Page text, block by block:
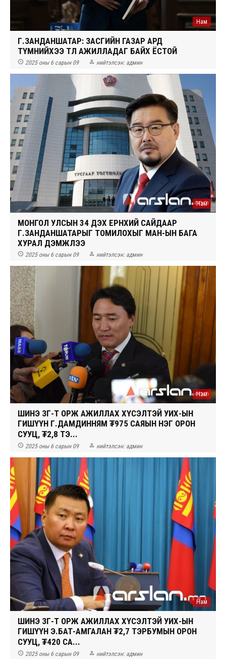
Нам
Г.ЗАНДАНШАТАР: ЗАСГИЙН ГАЗАР АРД
ТҮМНИЙХЭЭ ТӨЛӨӨ АЖИЛЛАДАГ БАЙХ ЁСТОЙ
 2025 оны 6 сарын 09  нийтэлсэн: админ
Нам
МОНГОЛ УЛСЫН 34 ДЭХ ЕРӨНХИЙ САЙДААР
Г.ЗАНДАНШАТАРЫГ ТОМИЛОХЫГ МАН-ЫН БАГА
ХУРАЛ ДЭМЖЛЭЭ
 2025 оны 6 сарын 09  нийтэлсэн: админ
Нам
ШИНЭ ЗГ-Т ОРЖ АЖИЛЛАХ ХҮСЭЛТЭЙ УИХ-ЫН
ГИШҮҮН Г.ДАМДИННЯМ ₮975 САЯЫН НЭГ ОРОН
СУУЦ, ₮2,8 ТЭ...
 2025 оны 6 сарын 09  нийтэлсэн: админ
Нам
ШИНЭ ЗГ-Т ОРЖ АЖИЛЛАХ ХҮСЭЛТЭЙ УИХ-ЫН
ГИШҮҮН Э.БАТ-АМГАЛАН ₮2,7 ТЭРБУМЫН ОРОН
СУУЦ, ₮420 СА...
 2025 оны 6 сарын 09  нийтэлсэн: админ